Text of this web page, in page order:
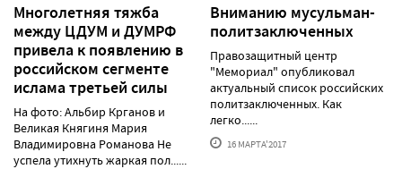
Многолетняя тяжба
между ЦДУМ и ДУМРФ
привела к появлению в
российском сегменте
ислама третьей силы
На фото: Альбир Крганов и
Великая Княгиня Мария
Владимировна Романова Не
успела утихнуть жаркая пол......
Вниманию мусульман-
политзаключенных
Правозащитный центр
"Мемориал" опубликовал
актуальный список российских
политзаключенных. Как
легко......
16 МАРТА'2017